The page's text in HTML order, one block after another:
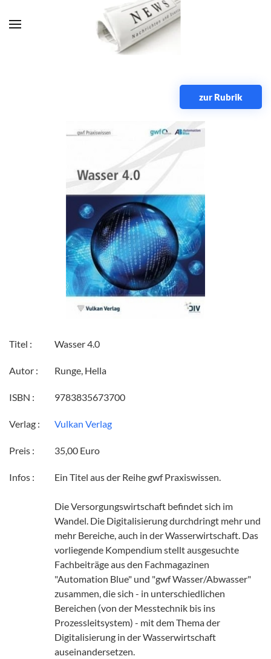
Zum Hauptinhalt springen
zur Rubrik
Titel : Wasser 4.0
Autor : Runge, Hella
ISBN : 9783835673700
Verlag : Vulkan Verlag
Preis : 35,00 Euro
Infos : Ein Titel aus der Reihe gwf Praxiswissen.
Die Versorgungswirtschaft befindet sich im
Wandel. Die Digitalisierung durchdringt mehr und
mehr Bereiche, auch in der Wasserwirtschaft. Das
vorliegende Kompendium stellt ausgesuchte
Fachbeiträge aus den Fachmagazinen
"Automation Blue" und "gwf Wasser/Abwasser"
zusammen, die sich - in unterschiedlichen
Bereichen (von der Messtechnik bis ins
Prozessleitsystem) - mit dem Thema der
Digitalisierung in der Wasserwirtschaft
auseinandersetzen.